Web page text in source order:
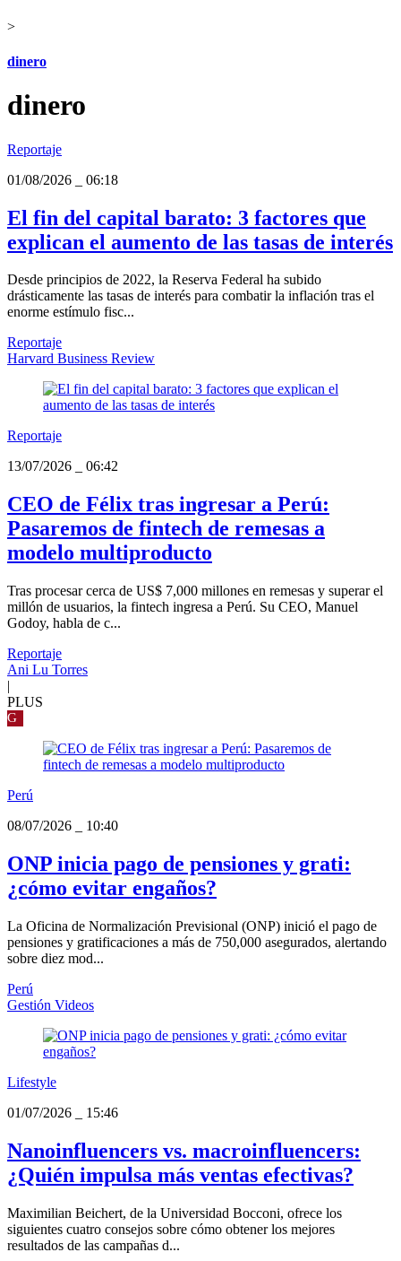
>
dinero
dinero
Reportaje
01/08/2026
06:18
El fin del capital barato: 3 factores que
explican el aumento de las tasas de interés
Desde principios de 2022, la Reserva Federal ha subido
drásticamente las tasas de interés para combatir la inflación tras el
enorme estímulo fisc...
Reportaje
Harvard Business Review
Reportaje
13/07/2026
06:42
CEO de Félix tras ingresar a Perú:
Pasaremos de fintech de remesas a
modelo multiproducto
Tras procesar cerca de US$ 7,000 millones en remesas y superar el
millón de usuarios, la fintech ingresa a Perú. Su CEO, Manuel
Godoy, habla de c...
Reportaje
Ani Lu Torres
|
PLUS
G
Perú
08/07/2026
10:40
ONP inicia pago de pensiones y grati:
¿cómo evitar engaños?
La Oficina de Normalización Previsional (ONP) inició el pago de
pensiones y gratificaciones a más de 750,000 asegurados, alertando
sobre diez mod...
Perú
Gestión Videos
Lifestyle
01/07/2026
15:46
Nanoinfluencers vs. macroinfluencers:
¿Quién impulsa más ventas efectivas?
Maximilian Beichert, de la Universidad Bocconi, ofrece los
siguientes cuatro consejos sobre cómo obtener los mejores
resultados de las campañas d...